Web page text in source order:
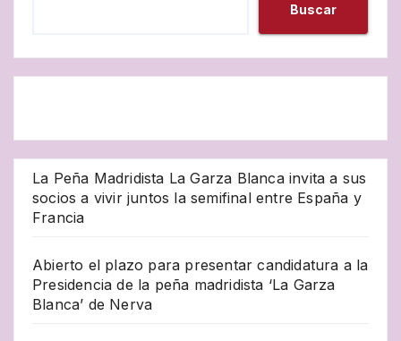
Buscar
La Peña Madridista La Garza Blanca invita a sus
socios a vivir juntos la semifinal entre España y
Francia
Abierto el plazo para presentar candidatura a la
Presidencia de la peña madridista ‘La Garza
Blanca’ de Nerva